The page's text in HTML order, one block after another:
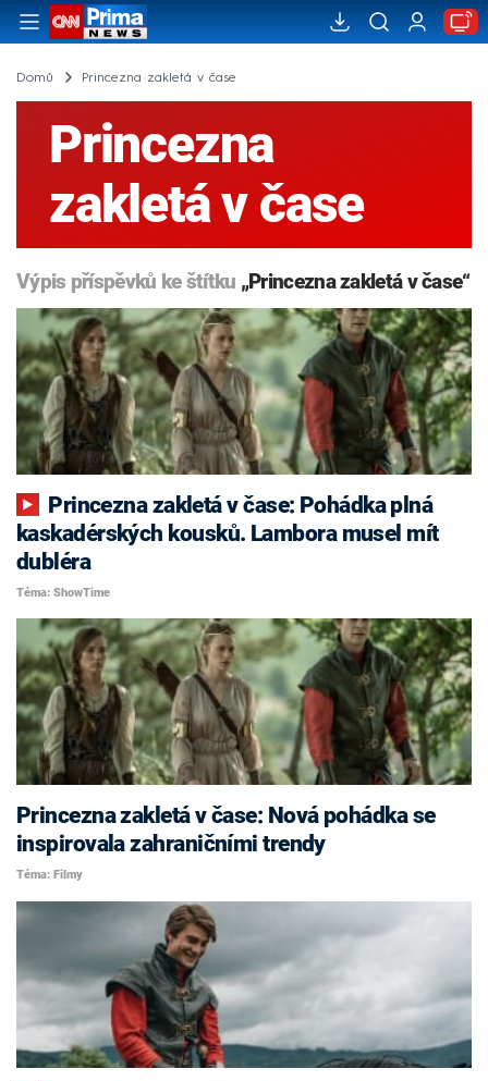
Domů Princezna zakletá v čase
Princezna
zakletá v čase
Výpis příspěvků ke štítku „Princezna zakletá v čase“
kaskadérských kousků. Lambora musel mít
dubléra
Téma: ShowTime
Princezna zakletá v čase: Nová pohádka se
inspirovala zahraničními trendy
Téma: Filmy